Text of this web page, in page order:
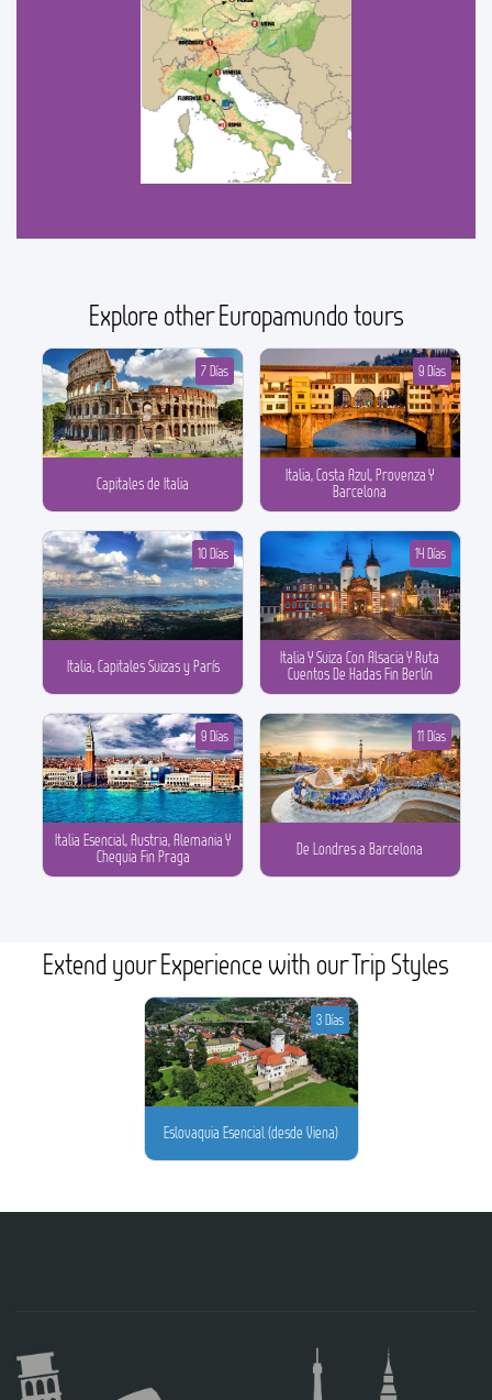
Explore other Europamundo tours
Capitales de Italia
7 Días
Italia, Costa Azul, Provenza Y
Barcelona
9 Días
Italia, Capitales Suizas y París
10 Días
Italia Y Suiza Con Alsacia Y Ruta
Cuentos De Hadas Fin Berlín
14 Días
Italia Esencial, Austria, Alemania Y
Chequia Fin Praga
9 Días
De Londres a Barcelona
11 Días
Extend your Experience with our Trip Styles
Eslovaquia Esencial (desde Viena)
3 Días